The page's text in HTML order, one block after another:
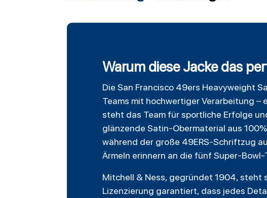
Warum diese Jacke das
Die San Francisco 49ers Heavyweight
Teams mit hochwertiger Verarbeitung –
steht das Team für sportliche Erfolge
glänzende Satin-Obermaterial aus
während der große 49ERS-Schriftzug
Ärmeln erinnern an die fünf Super-
Mitchell & Ness, gegründet 1904, steht
Lizenzierung garantiert, dass jedes